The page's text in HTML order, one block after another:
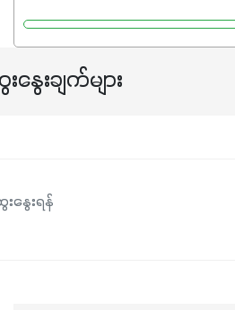
အရသာ ပိုမိုကောင်းမွန်စေဖို့အတွ
ဖြစ်ပါတယ်။ ဟူးမစ်အက်စစ်ပါဝင်ပ
နှံစားသီးနှံများ၊ပဲအမျိုးမျိုး၊ဟင်းသီ
အားလုံးမှာ အသုံးပြုနိုင်တယ်ဆိုတော့
နွေးချက်များ
နွေးရန်